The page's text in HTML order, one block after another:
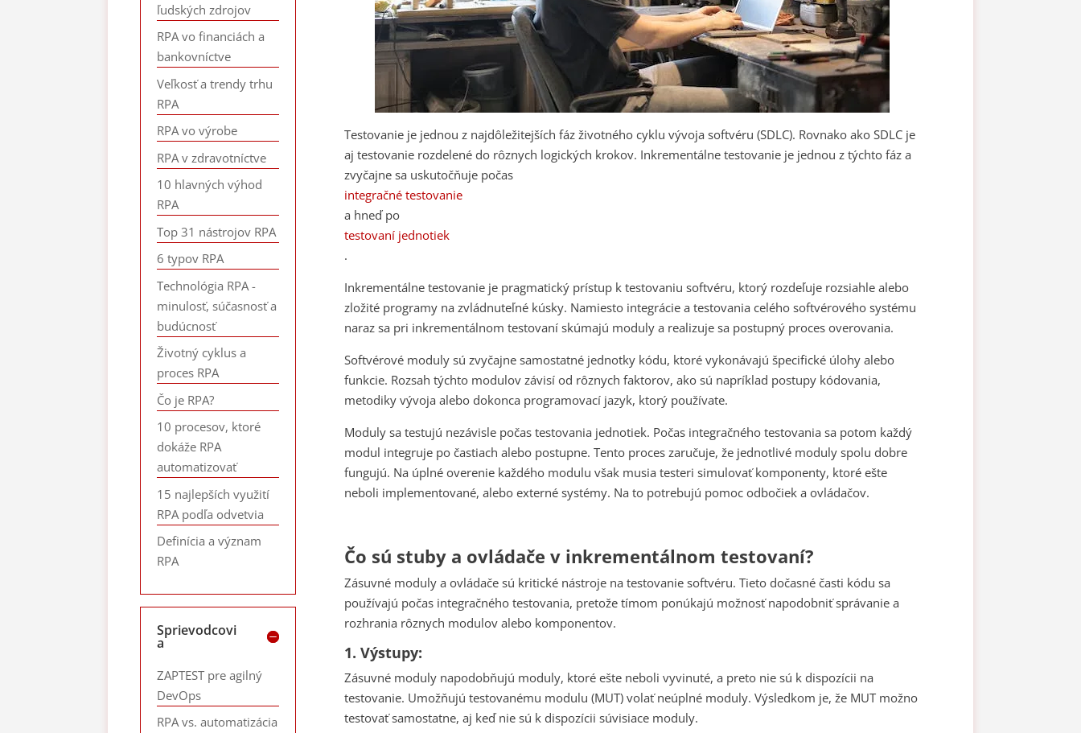
Testovanie je jednou z najdôležitejších fáz životného cyklu vývoja softvéru (SDLC). Rovnako ako SDLC je
aj testovanie rozdelené do rôznych logických krokov. Inkrementálne testovanie je jednou z týchto fáz a
zvyčajne sa uskutočňuje počas
integračné testovanie
a hneď po
testovaní jednotiek
.
Inkrementálne testovanie je pragmatický prístup k testovaniu softvéru, ktorý rozdeľuje rozsiahle alebo
zložité programy na zvládnuteľné kúsky. Namiesto integrácie a testovania celého softvérového systému
naraz sa pri inkrementálnom testovaní skúmajú moduly a realizuje sa postupný proces overovania.
Softvérové moduly sú zvyčajne samostatné jednotky kódu, ktoré vykonávajú špecifické úlohy alebo
funkcie. Rozsah týchto modulov závisí od rôznych faktorov, ako sú napríklad postupy kódovania,
metodiky vývoja alebo dokonca programovací jazyk, ktorý používate.
Moduly sa testujú nezávisle počas testovania jednotiek. Počas integračného testovania sa potom každý
modul integruje po častiach alebo postupne. Tento proces zaručuje, že jednotlivé moduly spolu dobre
fungujú. Na úplné overenie každého modulu však musia testeri simulovať komponenty, ktoré ešte
neboli implementované, alebo externé systémy. Na to potrebujú pomoc odbočiek a ovládačov.
Čo sú stuby a ovládače v inkrementálnom testovaní?
Zásuvné moduly a ovládače sú kritické nástroje na testovanie softvéru. Tieto dočasné časti kódu sa
používajú počas integračného testovania, pretože tímom ponúkajú možnosť napodobniť správanie a
rozhrania rôznych modulov alebo komponentov.
1. Výstupy:
Zásuvné moduly napodobňujú moduly, ktoré ešte neboli vyvinuté, a preto nie sú k dispozícii na
testovanie. Umožňujú testovanému modulu (MUT) volať neúplné moduly. Výsledkom je, že MUT možno
testovať samostatne, aj keď nie sú k dispozícii súvisiace moduly.
ľudských zdrojov
RPA vo financiách a
bankovníctve
Veľkosť a trendy trhu
RPA
RPA vo výrobe
RPA v zdravotníctve
10 hlavných výhod
RPA
Top 31 nástrojov RPA
6 typov RPA
Technológia RPA -
minulosť, súčasnosť a
budúcnosť
Životný cyklus a
proces RPA
Čo je RPA?
10 procesov, ktoré
dokáže RPA
automatizovať
15 najlepších využití
RPA podľa odvetvia
Definícia a význam
RPA
Sprievodcovi
a
ZAPTEST pre agilný
DevOps
RPA vs. automatizácia